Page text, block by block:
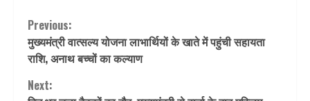
Continue
Reading
Previous:
मुख्यमंत्री वात्सल्य योजना लाभार्थियों के खाते में पहुंची सहायता
राशि, अनाथ बच्चों का कल्याण
Next: